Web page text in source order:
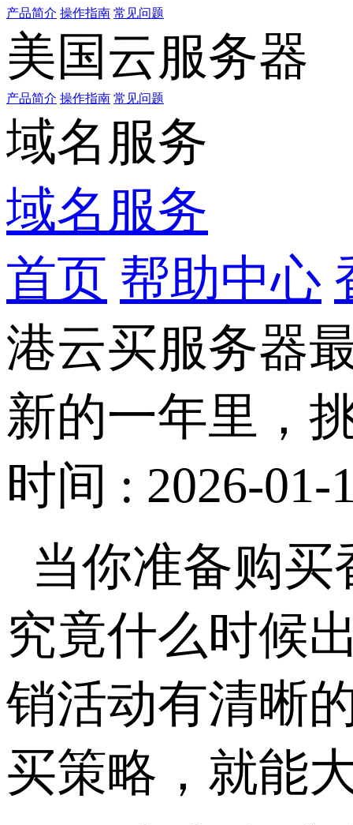
产品简介 操作指南 常见问题
美国云服务器
产品简介 操作指南 常见问题
域名服务
域名服务
首页 帮助中心
港云买服务器
新的一年里，
时间 : 2026-01-
当你准备购
究竟什么时候
销活动有清晰
买策略，就能